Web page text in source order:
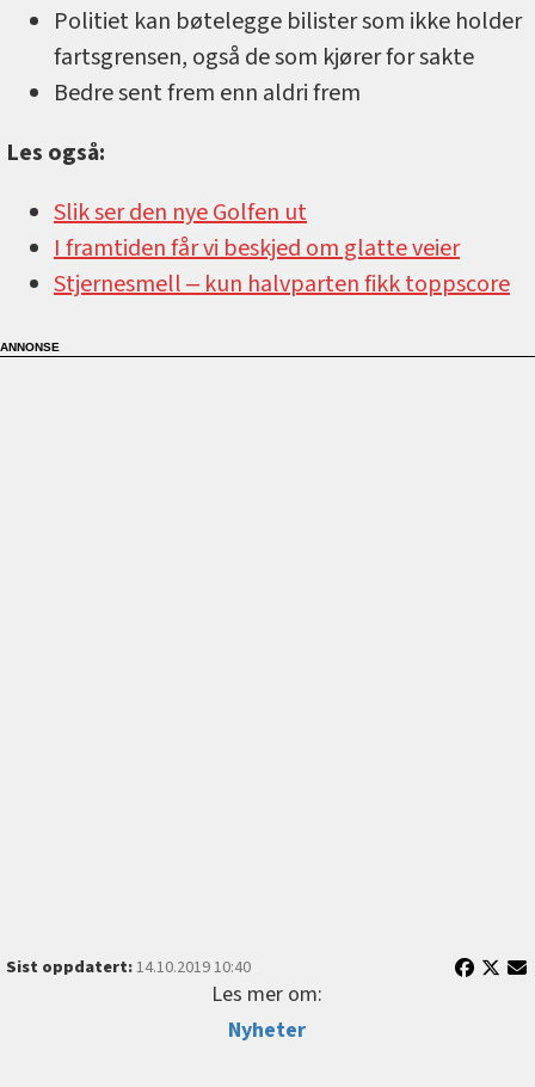
Politiet kan bøtelegge bilister som ikke holder
fartsgrensen, også de som kjører for sakte
Bedre sent frem enn aldri frem
Les også:
Slik ser den nye Golfen ut
I framtiden får vi beskjed om glatte veier
Stjernesmell ‒ kun halvparten fikk toppscore
Sist oppdatert:14.10.2019 10:40
Les mer om:
Nyheter